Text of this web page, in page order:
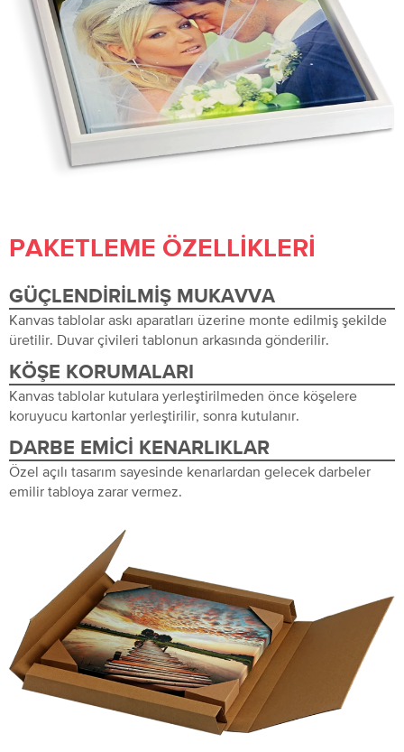
PAKETLEME ÖZELLIKLERI
GÜÇLENDIRILMIŞ MUKAVVA
Kanvas tablolar askı aparatları üzerine monte edilmiş şekilde
üretilir. Duvar çivileri tablonun arkasında gönderilir.
KÖŞE KORUMALARI
Kanvas tablolar kutulara yerleştirilmeden önce köşelere
koruyucu kartonlar yerleştirilir, sonra kutulanır.
DARBE EMICI KENARLIKLAR
Özel açılı tasarım sayesinde kenarlardan gelecek darbeler
emilir tabloya zarar vermez.